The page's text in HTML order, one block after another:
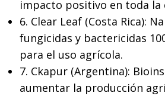
impacto positivo en toda la
6. Clear Leaf (Costa Rica):
fungicidas y bactericidas
para el uso agrícola.
7. Ckapur (Argentina):
aumentar la producción